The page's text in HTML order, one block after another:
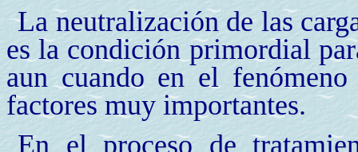
La neutralización de las
es la condición primordial
aun cuando en el
factores muy importantes.
En el proceso de